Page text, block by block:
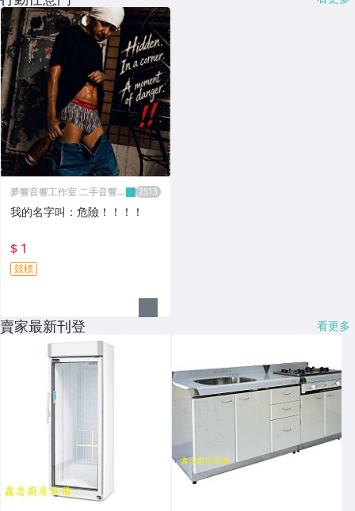
夢響音響工作室 二手音響
我的名字叫：危險！！！！
$ 1
競標
賣家最新刊登 看更多